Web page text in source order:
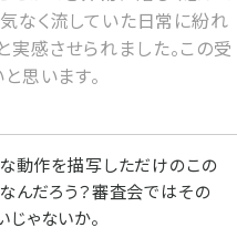
なく流していた日常に紛れ
感させられました。この受
思います。
動作を描写しただけのこの
んだろう？審査会ではその
ゃないか。